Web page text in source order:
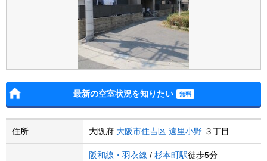
最新の空室状況を知りたい
住所 大阪府 大阪市住吉区 遠里小野 ３丁目
阪和線・羽衣線 / 杉本町駅徒歩5分